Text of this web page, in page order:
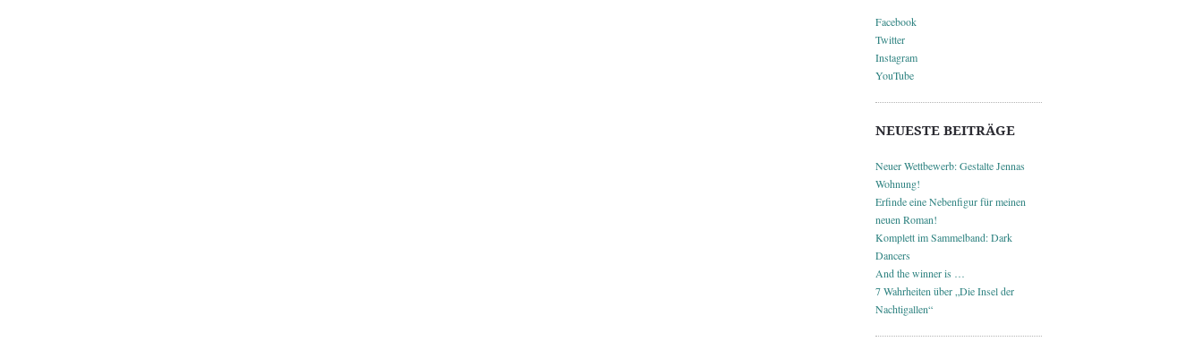
Facebook
Twitter
Instagram
YouTube
NEUESTE BEITRÄGE
Neuer Wettbewerb: Gestalte Jennas
Wohnung!
Erfinde eine Nebenfigur für meinen
neuen Roman!
Komplett im Sammelband: Dark
Dancers
And the winner is …
7 Wahrheiten über „Die Insel der
Nachtigallen“